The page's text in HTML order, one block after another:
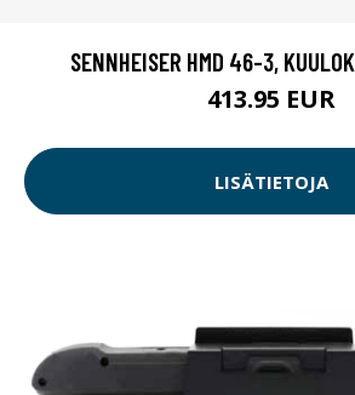
SENNHEISER HMD 46-3,
413.95 EUR
LISÄTIETOJA